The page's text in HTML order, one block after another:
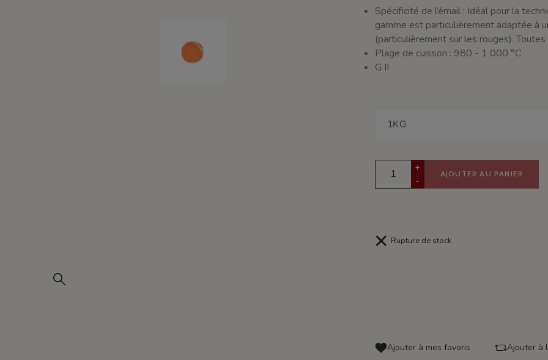
Spécificité de l’émail : Idéal pour la
gamme est particulièrement adaptée à
(particulièrement sur les rouges).
Plage de cuisson : 980 - 1 000 °C
G II
+
-
AJOUTER AU PANIER
Rupture de stock
Ajouter à mes favoris Ajouter à